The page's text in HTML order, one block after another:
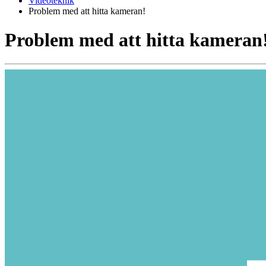
Problem med att hitta kameran!
Problem med att hitta